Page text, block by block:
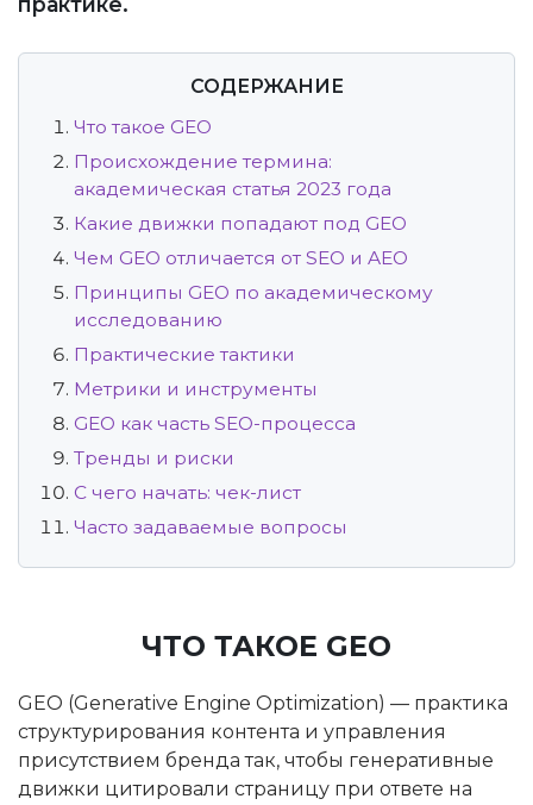
СОДЕРЖАНИЕ
Что такое GEO
Происхождение термина:
академическая статья 2023 года
Какие движки попадают под GEO
Чем GEO отличается от SEO и AEO
Принципы GEO по академическому
исследованию
Практические тактики
Метрики и инструменты
GEO как часть SEO-процесса
Тренды и риски
С чего начать: чек-лист
Часто задаваемые вопросы
ЧТО ТАКОЕ GEO
GEO (Generative Engine Optimization) — практика
структурирования контента и управления
присутствием бренда так, чтобы генеративные
движки цитировали страницу при ответе на